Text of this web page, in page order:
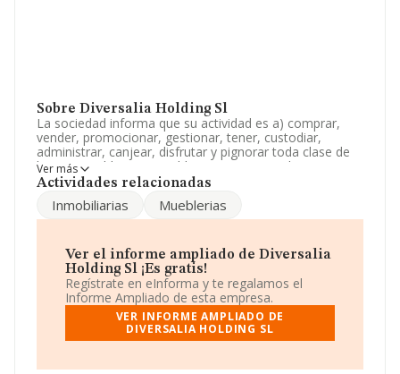
Sobre Diversalia Holding Sl
La sociedad informa que su actividad es a) comprar,
vender, promocionar, gestionar, tener, custodiar,
administrar, canjear, disfrutar y pignorar toda clase de
bienes muebles o inmuebles, tanto nacionales como
extranjeros y participar en toda clase de sociedade. La
Sociedad Limitada. La actividad de referencia CNAE
corresponde a 'Intermediarios del comercio de materias
y productos semielaborados', cuyo Código es 4611. La
sociedad no tiene actividad en mercados exteriores.
La sociedadDiversalia Holding S.L, con NIF
B14729131, está situada en Calle Moreria núm. 8,
(14008), en el municipio de Córdoba, Andalucía.
empresas pertenecientes al sector, en el ámbito
Ver más
Actividades relacionadas
Inmobiliarias Mueblerias
Ver el informe ampliado de Diversalia
Holding Sl ¡Es gratis!
Regístrate en eInforma y te regalamos el
Informe Ampliado de esta empresa.
VER INFORME AMPLIADO DE
DIVERSALIA HOLDING SL